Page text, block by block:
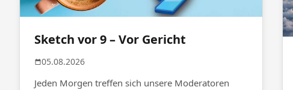
Sketch vor 9 – Vor Gericht
05.08.2026
Jeden Morgen treffen sich unsere Moderatoren